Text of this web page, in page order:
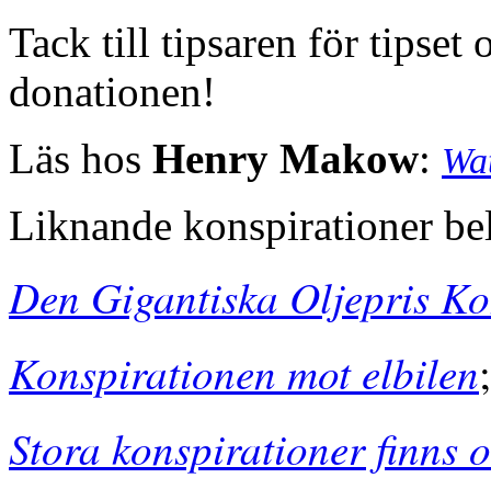
Tack till tipsaren för tipset
donationen!
Läs hos Henry Makow:
Liknande konspirationer
Den Gigantiska Oljepris
Konspirationen mot elbilen;
Stora konspirationer finns